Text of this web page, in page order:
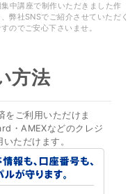
講座で制作いただきました作
弊社SNSでご紹介させていただく
のでご安心下さいませ。
方法
をご利用いただけま
・AMEXなどのクレジ
ただけます。